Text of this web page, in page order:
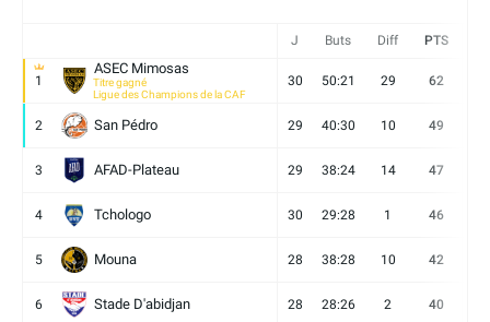
J Buts Diff PTS
1
ASEC Mimosas
Titre gagné
Ligue des Champions de la CAF
30 50:21 29 62
2 San Pédro 29 40:30 10 49
3 AFAD-Plateau 29 38:24 14 47
4 Tchologo 30 29:28 1 46
5 Mouna 28 38:28 10 42
6 Stade D'abidjan 28 28:26 2 40